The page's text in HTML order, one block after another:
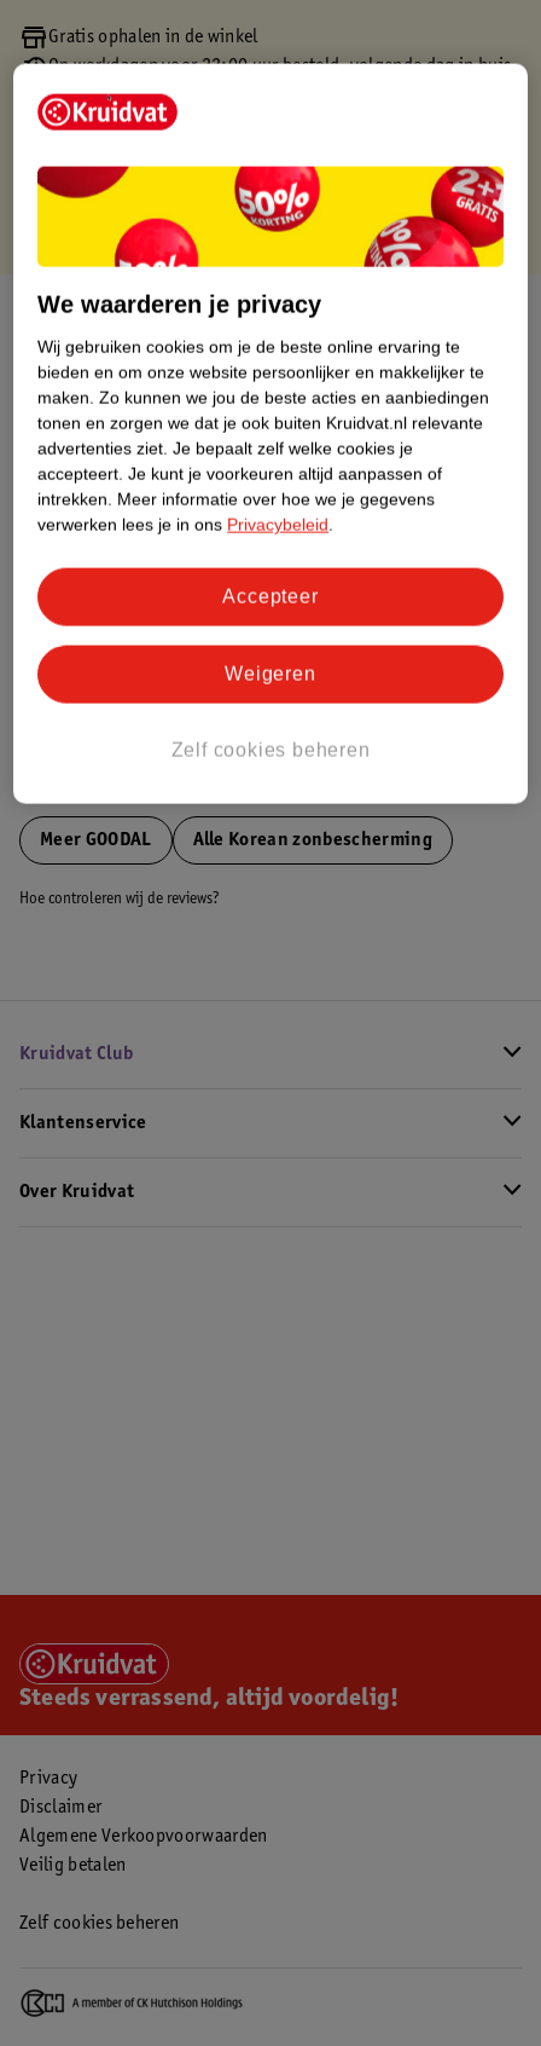
Gratis ophalen in de winkel
Op werkdagen voor 22:00 uur besteld, volgende dag in huis
Gratis thuisbezorgd vanaf 50.00
Gratis retourneren binnen 30 dagen
Over dit product
Productinformatie
Etiketinformatie
Nature Impact Score
Impact Score.
Meer informatie
Bestel & Bezorginformatie
Meer GOODAL Alle Korean zonbescherming
Hoe controleren wij de reviews?
Kruidvat Club
Klantenservice
Over Kruidvat
Steeds verrassend, altijd voordelig!
Privacy
Disclaimer
Algemene Verkoopvoorwaarden
Veilig betalen
Zelf cookies beheren
We waarderen je privacy
Wij gebruiken cookies om je de beste online ervaring te
bieden en om onze website persoonlijker en makkelijker te
maken. Zo kunnen we jou de beste acties en aanbiedingen
tonen en zorgen we dat je ook buiten Kruidvat.nl relevante
advertenties ziet. Je bepaalt zelf welke cookies je
accepteert. Je kunt je voorkeuren altijd aanpassen of
intrekken. Meer informatie over hoe we je gegevens
verwerken lees je in ons Privacybeleid.
Zelf cookies beheren
Weigeren
Accepteer